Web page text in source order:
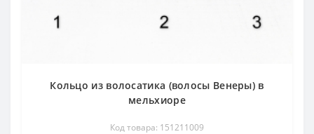
Кольцо из волосатика (волосы Венеры) в
мельхиоре
Код товара: 151211009